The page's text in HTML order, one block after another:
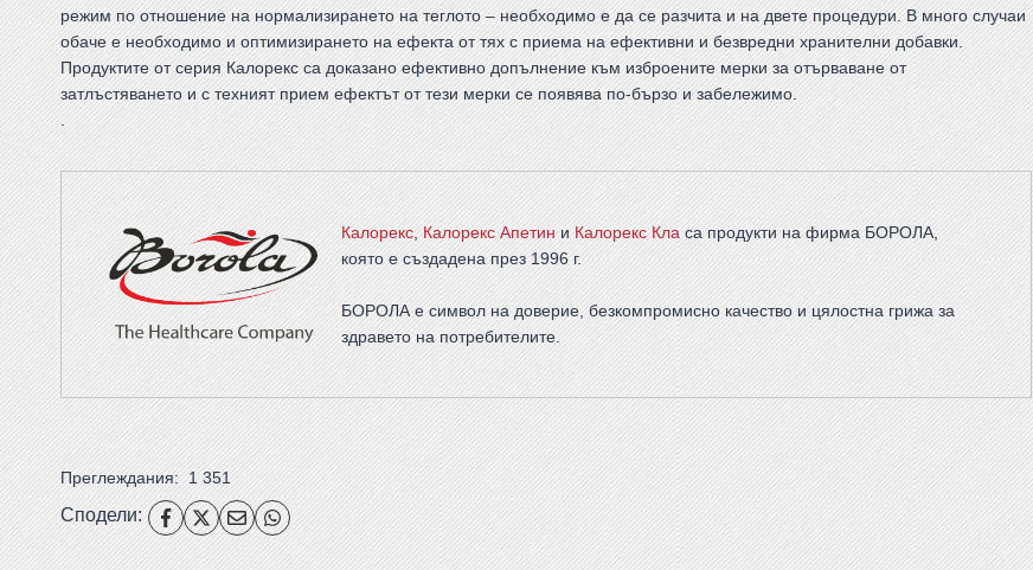
режим по отношение на нормализирането на теглото – необходимо е да се разчита и на двете процедури. В много случаи
обаче е необходимо и оптимизирането на ефекта от тях с приема на ефективни и безвредни хранителни добавки.
Продуктите от серия Калорекс са доказано ефективно допълнение към изброените мерки за отърваване от
затлъстяването и с техният прием ефектът от тези мерки се появява по-бързо и забележимо.
.
Калорекс,Калорекс АпетиниКалорекс Класа продукти на фирмаБОРОЛА,
която е създадена през 1996 г.
БОРОЛА е символ на доверие, безкомпромисно качество и цялостна грижа за
здравето на потребителите.
Преглеждания: 1 351
Сподели: